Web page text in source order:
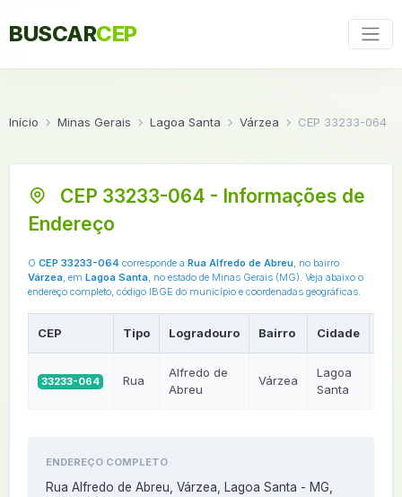
BUSCARCEP
Início Minas Gerais Lagoa Santa Várzea CEP 33233-064
CEP 33233-064 - Informações de
Endereço
O CEP 33233-064 corresponde a Rua Alfredo de Abreu, no bairro
Várzea, em Lagoa Santa, no estado de Minas Gerais (MG). Veja abaixo o
endereço completo, código IBGE do município e coordenadas geográficas.
CEP Tipo Logradouro Bairro Cidade
33233-064 Rua
Alfredo de
Abreu
Várzea
Lagoa
Santa
ENDEREÇO COMPLETO
Rua Alfredo de Abreu, Várzea, Lagoa Santa - MG,